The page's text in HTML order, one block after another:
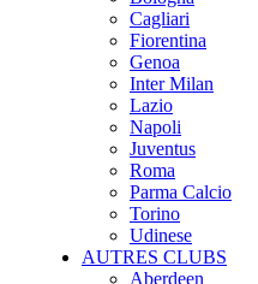
Cagliari
Fiorentina
Genoa
Inter Milan
Lazio
Napoli
Juventus
Roma
Parma Calcio
Torino
Udinese
AUTRES CLUBS
Aberdeen